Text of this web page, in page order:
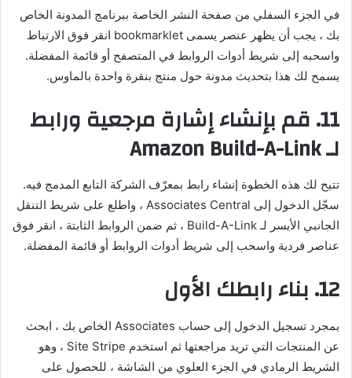
في الجزء السفلي من صفحة النشر الخاصة ببرنامج المدونة الخاص
بك ، يجب أن يظهر عنصر يسمى bookmarklet انقر فوق الارتباط
واسحبه إلى شريط أدوات الروابط في المتصفح أو قائمة المفضلة.
يسمح لك هذا بتحديث مدونة حول منتج بنقرة واحدة بالماوس.
11. قم بإنشاء إشارة مرجعية ورابط
لـAmazon Build-A-Link
تتيح لك هذه الخطوة إنشاء رابط بمعرّف الشركة التابع المدمج فيه.
سجّل الدخول إلى Associates Central ، واطلع على شريط التنقل
الجانبي الأيسر لـ Build-A-Link ، ثم ضمن الروابط الثابتة ، انقر فوق
عناصر فردية واسحب إلى شريط أدوات الروابط أو قائمة المفضلة.
12. بناء رابطك الأول
بمجرد تسجيل الدخول إلى حساب Associates الخاص بك ، ابحث
عن المنتجات التي تريد مراجعتها ثم استخدم Site Stripe ، وهو
الشريط الرمادي في الجزء العلوي من الشاشة ، للحصول على